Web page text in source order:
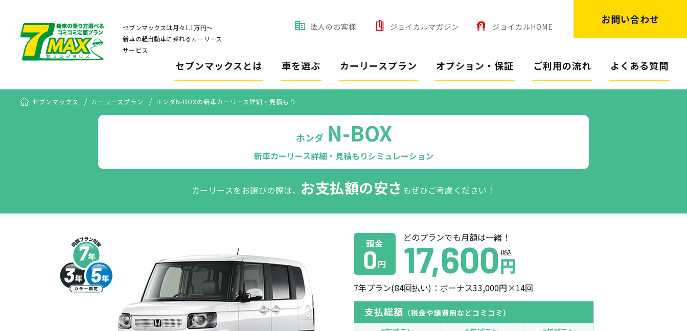
セブンマックスは月々1.1万円〜
新車の軽自動車に乗れるカーリース
サービス
法人のお客様 ジョイカルマガジン ジョイカルHOME
お問い合わせ
セブンマックスとは 車を選ぶ カーリースプラン オプション・保証 ご利用の流れ よくある質問
セブンマックス カーリースプラン ホンダN-BOXの新車カーリース詳細・見積もり
ホンダ N-BOX
新車カーリース詳細・見積もりシミュレーション
カーリースをお選びの際は、 お支払額の安さ もぜひご考慮ください！
頭金
0円
どのプランでも月額は一緒！
17,600 税込
円
7年プラン(84回払い)：ボーナス33,000円×14回
支払総額 （税金や諸費用などコミコミ）